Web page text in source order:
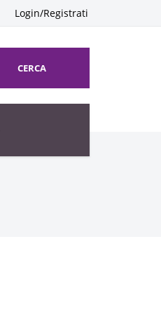
Login/Registrati
CERCA